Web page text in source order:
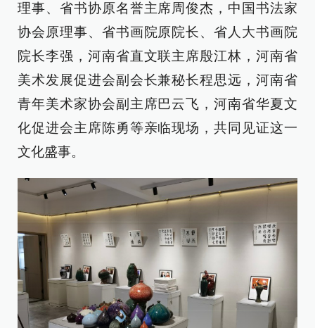
理事、省书协原名誉主席周俊杰，中国书法家
协会原理事、省书画院原院长、省人大书画院
院长李强，河南省直文联主席殷江林，河南省
美术发展促进会副会长兼秘长程思远，河南省
青年美术家协会副主席巴云飞，河南省华夏文
化促进会主席陈勇等亲临现场，共同见证这一
文化盛事。